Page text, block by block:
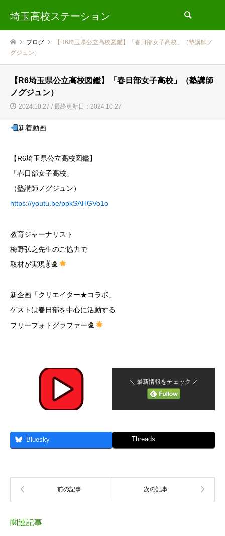
埼玉高校ステーション
ブログ
【R6埼玉県公立高校図鑑】「春日部女子高校」（塾講師ノ
グジュン）
【R6埼玉県公立高校図鑑】「春日部女子高校」（塾講師
ノグジュン）
2024.10.27 / 最終更新日：2024.10.27
新着動画
【R6埼玉県公立高校図鑑】
「春日部女子高校」
（塾講師ノグジュン）
https://youtu.be/ppkSAHGVo1o
教育ジャーナリスト
梅野弘之先生のご協力で
取材が実現✌
新企画「クリエイター★コラボ」
ゲストは春日部を中心に活動する
フリーフォトグラファー
＼ 最新情報をチェック ／
Bluesky Threads
関連記事